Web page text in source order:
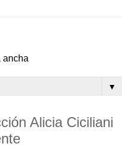
ancha
▼
Alicia Ciciliani